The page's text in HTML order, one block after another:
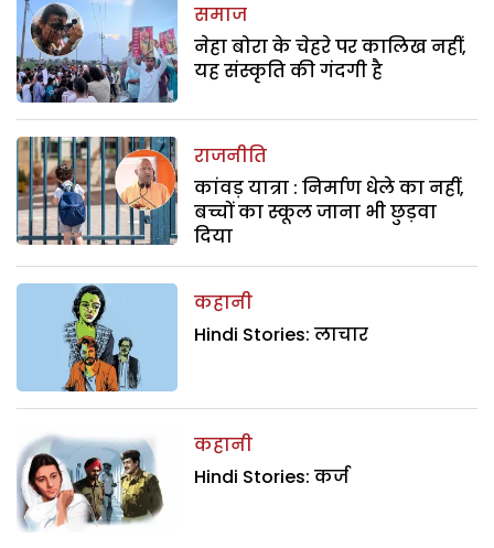
समाज
नेहा बोरा के चेहरे पर कालिख नहीं,
यह संस्कृति की गंदगी है
राजनीति
कांवड़ यात्रा : निर्माण धेले का नहीं,
बच्चों का स्कूल जाना भी छुड़वा
दिया
कहानी
Hindi Stories: लाचार
कहानी
Hindi Stories: कर्ज